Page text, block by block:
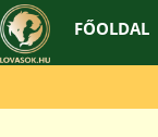
FŐOLDAL